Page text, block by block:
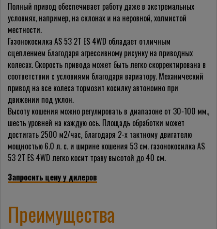
Полный привод обеспечивает работу даже в экстремальных
условиях, например, на склонах и на неровной, холмистой
местности.
Газонокосилка AS 53 2T ES 4WD обладает отличным
сцеплением благодаря агрессивному рисунку на приводных
колесах. Cкорость привода может быть легко скорректирована в
соответствии с условиями благодаря вариатору. Механический
привод на все колеса тормозит косилку автономно при
движении под уклон.
Высоту кошения можно регулировать в диапазоне от 30-100 мм.,
шесть уровней на каждую ось. Площадь обработки может
достигать 2500 м2/час, благодаря 2-х тактному двигателю
мощностью 6.0 л. с. и ширине кошения 53 см. газонокосилка AS
53 2T ES 4WD легко косит траву высотой до 40 см.
Запросить цену у дилеров
Преимущества